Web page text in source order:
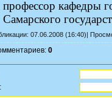
профессор кафедры
Самарского
07.06.2008 (16:40)|
0